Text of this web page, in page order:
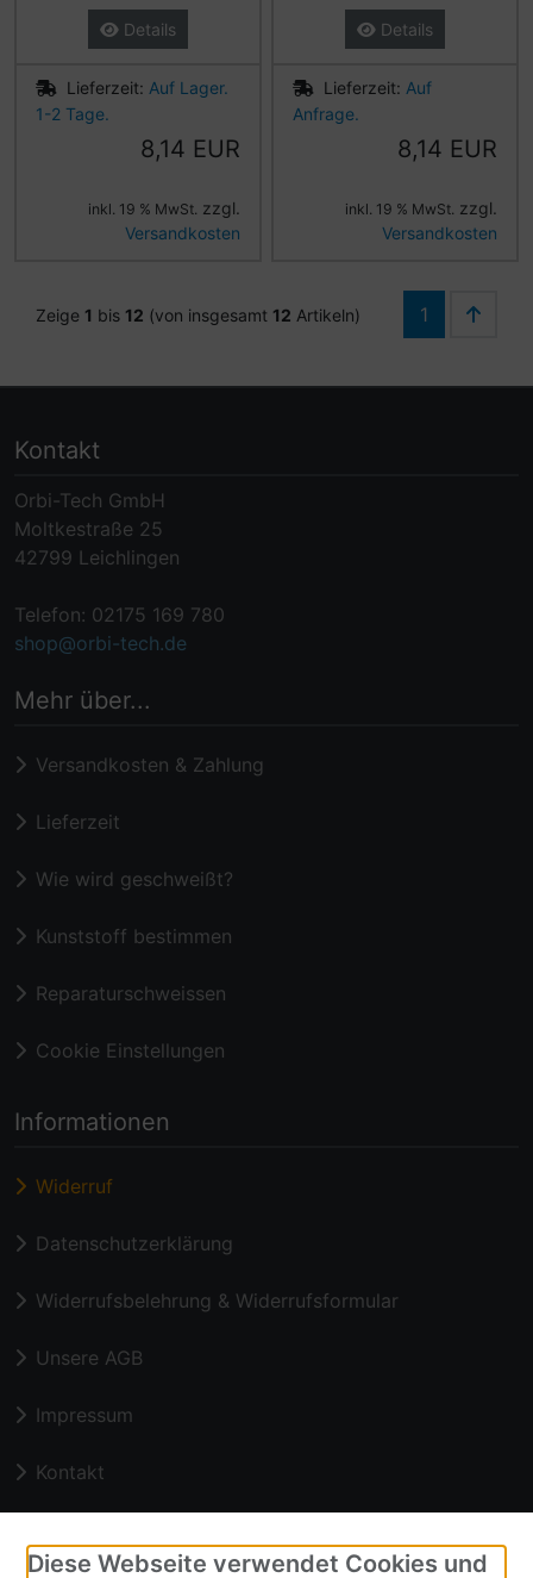
Details
Lieferzeit: Auf Lager.
1-2 Tage.
8,14 EUR
inkl. 19 % MwSt. zzgl.
Versandkosten
Details
Lieferzeit: Auf
Anfrage.
8,14 EUR
inkl. 19 % MwSt. zzgl.
Versandkosten
Zeige 1 bis 12 (von insgesamt 12 Artikeln) 1
Kontakt
Orbi-Tech GmbH
Moltkestraße 25
42799 Leichlingen
Telefon: 02175 169 780
shop@orbi-tech.de
Mehr über...
Versandkosten & Zahlung
Lieferzeit
Wie wird geschweißt?
Kunststoff bestimmen
Reparaturschweissen
Cookie Einstellungen
Informationen
Widerruf
Datenschutzerklärung
Widerrufsbelehrung & Widerrufsformular
Unsere AGB
Impressum
Kontakt
Zahlungsmethoden
Diese Webseite verwendet Cookies und